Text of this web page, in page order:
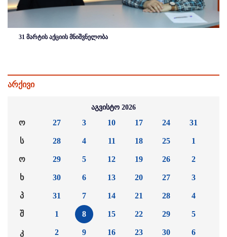
31 მარტის აქციის მნიშვნელობა
არქივი
აგვისტო 2026
ო
ს
ო
ხ
პ
შ
კ
27
28
29
30
31
1
2
3
4
5
6
7
8
9
10
11
12
13
14
15
16
17
18
19
20
21
22
23
24
25
26
27
28
29
30
31
1
2
3
4
5
6